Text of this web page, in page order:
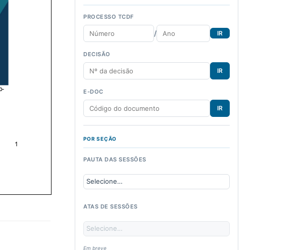
PROCESSO TCDF
/ IR
DECISÃO
IR
E-DOC
IR
POR SEÇÃO
PAUTA DAS SESSÕES
ATAS DE SESSÕES
Em breve